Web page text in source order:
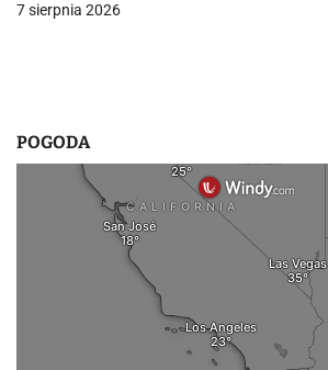
7 sierpnia 2026
POGODA